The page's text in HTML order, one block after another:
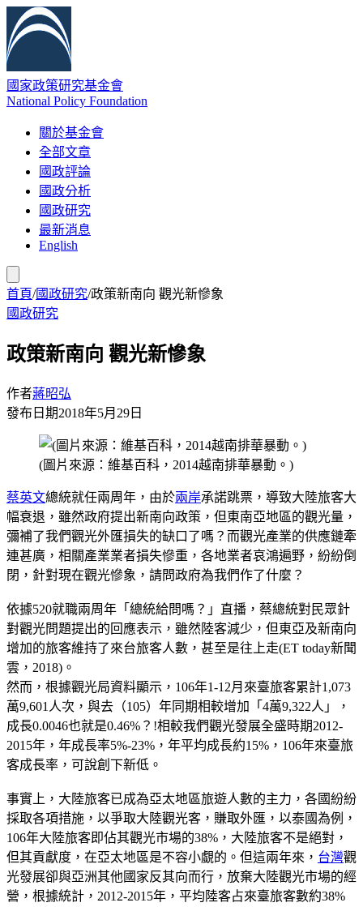
國家政策研究基金會
National Policy Foundation
關於基金會
全部文章
國政評論
國政分析
國政研究
最新消息
English
首頁/國政研究/政策新南向 觀光新慘象
國政研究
政策新南向 觀光新慘象
作者蔣昭弘
發布日期2018年5月29日
(圖片來源：維基百科，2014越南排華暴動。)
蔡英文總統就任兩周年，由於兩岸承諾跳票，導致大陸旅客大
幅衰退，雖然政府提出新南向政策，但東南亞地區的觀光量，
彌補了我們觀光外匯損失的缺口了嗎？而觀光產業的供應鏈牽
連甚廣，相關產業業者損失慘重，各地業者哀鴻遍野，紛紛倒
閉，針對現在觀光慘象，請問政府為我們作了什麼？
依據520就職兩周年「總統給問嗎？」直播，蔡總統對民眾針
對觀光問題提出的回應表示，雖然陸客減少，但東亞及新南向
增加的旅客維持了來台旅客人數，甚至是往上走(ET today新聞
雲，2018)。
然而，根據觀光局資料顯示，106年1-12月來臺旅客累計1,073
萬9,601人次，與去（105）年同期相較增加「4萬9,322人」，
成長0.0046也就是0.46%？!相較我們觀光發展全盛時期2012-
2015年，年成長率5%-23%，年平均成長約15%，106年來臺旅
客成長率，可說創下新低。
事實上，大陸旅客已成為亞太地區旅遊人數的主力，各國紛紛
採取各項措施，以爭取大陸觀光客，賺取外匯，以泰國為例，
106年大陸旅客即佔其觀光市場的38%，大陸旅客不是絕對，
但其貢獻度，在亞太地區是不容小覷的。但這兩年來， 台灣觀
光發展卻與亞洲其他國家反其向而行，放棄大陸觀光市場的經
營，根據統計，2012-2015年，平均陸客占來臺旅客數約38%